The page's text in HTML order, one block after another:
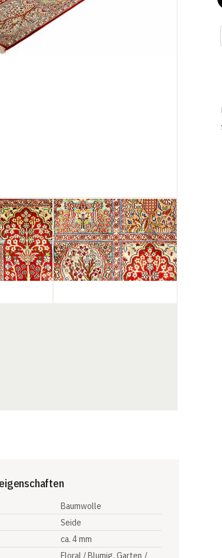
Baumwolle
Seide
ca. 4 mm
Floral / Blumig, Garten /